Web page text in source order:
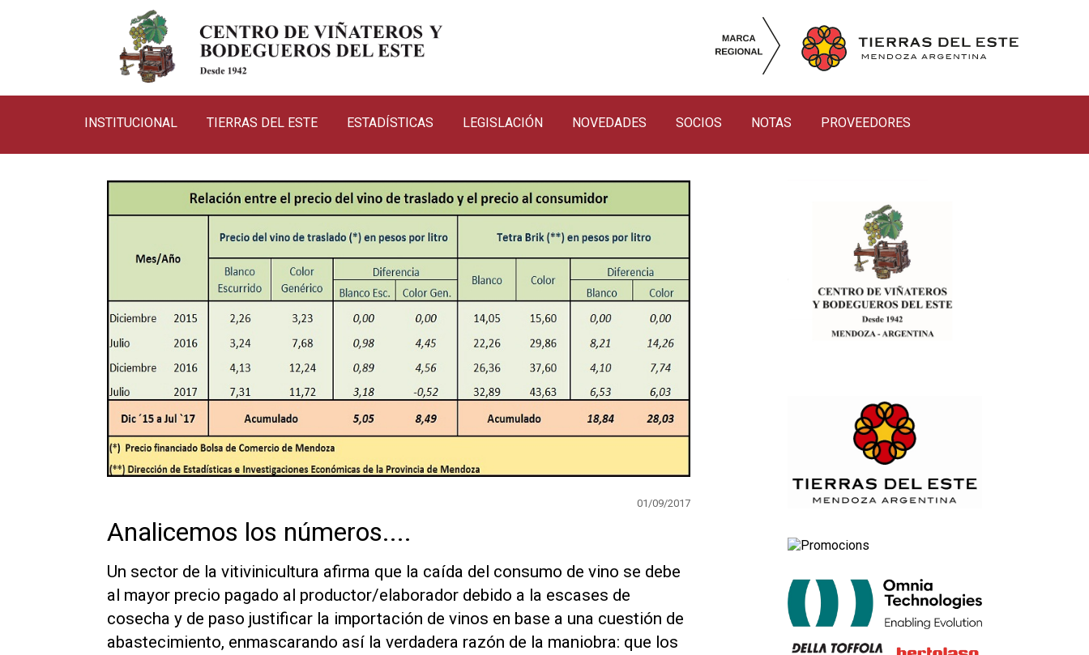
INSTITUCIONAL TIERRAS DEL ESTE ESTADÍSTICAS LEGISLACIÓN NOVEDADES SOCIOS NOTAS PROVEEDORES
01/09/2017
Analicemos los números....
Un sector de la vitivinicultura afirma que la caída del consumo de vino se debe
al mayor precio pagado al productor/elaborador debido a la escases de
cosecha y de paso justificar la importación de vinos en base a una cuestión de
abastecimiento, enmascarando así la verdadera razón de la maniobra: que los